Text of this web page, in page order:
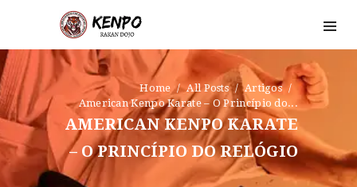
Home All Posts
Artigos
American Kenpo Karate – O Princípio do...
AMERICAN KENPO KARATE
– O PRINCÍPIO DO RELÓGIO
HOME
DOJO